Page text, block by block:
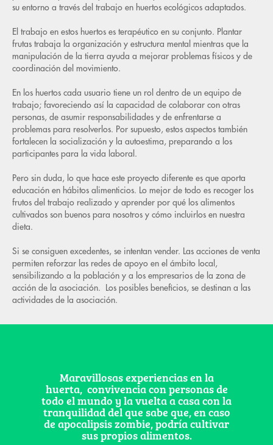
su entorno a través del trabajo en huertos ecológicos adaptados.
El trabajo en estos huertos es terapéutico en su conjunto. Plantar
frutas trabaja la organización y estructura mental mientras que la
manipulación de la tierra ayuda a mejorar problemas físicos y de
coordinación del movimiento.
En los huertos cada usuario tiene un rol dentro de un equipo de
trabajo; favoreciendo así la capacidad de colaborar con otras
personas, de asumir responsabilidades y de enfrentarse a
problemas para resolverlos. Por supuesto, estos aspectos también
fortalecen la socialización y la autoestima, preparando a los
participantes para la vida laboral.
Pero sin duda, lo que hace este proyecto diferente es que aporta
educación en hábitos alimenticios. Lo mejor de todo es recoger los
frutos del trabajo realizado y aprender por qué los alimentos
cultivados son buenos para nosotros y cómo incluirlos en nuestra
dieta.
Si se consiguen excedentes, se intentan vender. Las acciones de venta
permiten reforzar las redes de apoyo en el ámbito local,
sensibilizando a la población y a los empresarios de la zona de
acción de la asociación. Los posibles beneficios, se destinan a las
actividades de la asociación.
¡Este proyecto no cuenta con colaboradores!Ayúdanos a
Maravillosas experiencias en la
huerta, convivencia con personas de
todo el mundo y la vuelta a casa con la
tranquilidad del que sabe que, en caso
de apocalipsis zombie, podría cultivar
sus propios alimentos.